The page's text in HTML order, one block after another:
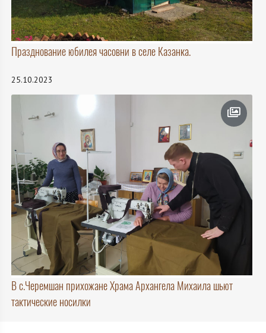
Празднование юбилея часовни в селе Казанка.
25.10.2023
В с.Черемшан прихожане Храма Архангела Михаила шьют
тактические носилки